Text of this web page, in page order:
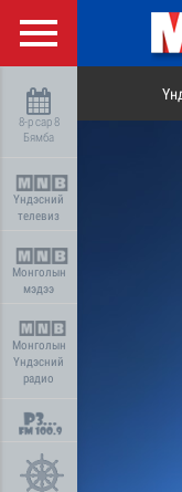
8-р сар 8
Бямба
Үндэсний
телевиз
Монголын
мэдээ
Монголын
Үндэсний
радио